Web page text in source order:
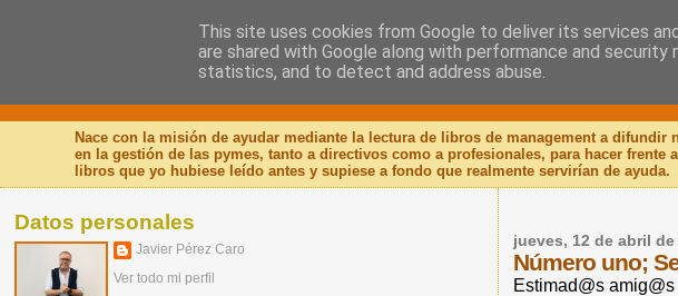
Nuevo Viernes - Nuevo Libro
Nace con la misión de ayudar mediante la lectura de libros de management a
en la gestión de las pymes, tanto a directivos como a profesionales, para hacer
libros que yo hubiese leído antes y supiese a fondo que realmente servirían de ayuda.
jueves, 12 de abril de
Número uno;
Estimad@s amig@s
Datos personales
Javier Pérez Caro
Ver todo mi perfil
This site uses cookies from Google to deliver its services
are shared with Google along with performance and
statistics, and to detect and address abuse.